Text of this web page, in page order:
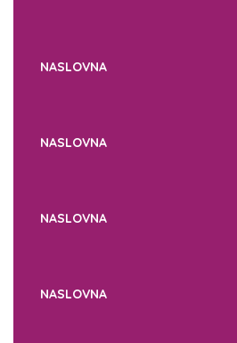
NASLOVNA
NASLOVNA
NASLOVNA
NASLOVNA